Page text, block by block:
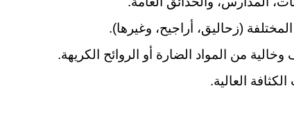
(زحاليق، أراجيح، وغيرها).
من المواد الضارة أو الروائح الكريهة.
العالية.